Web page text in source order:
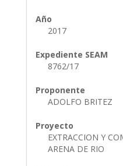
Año
2017
Expediente SEAM
8762/17
Proponente
ADOLFO BRITEZ
Proyecto
EXTRACCION Y
ARENA DE RIO